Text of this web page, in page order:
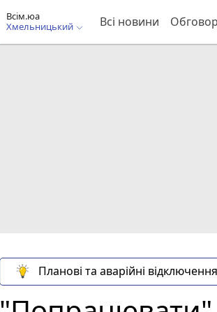
Всім.юа
Хмельницький
Всі новини
Планові та аварійні